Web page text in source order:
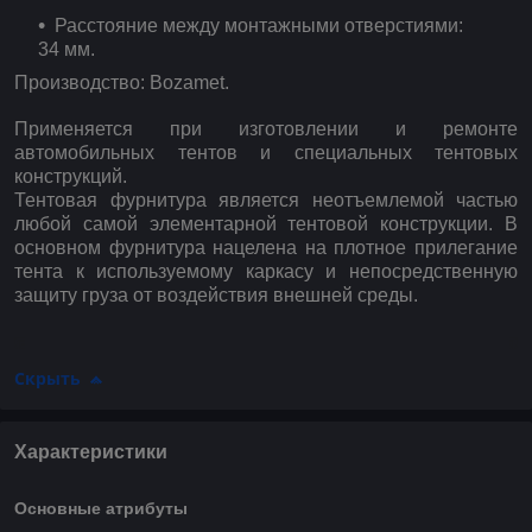
Расстояние между монтажными отверстиями:
34 мм.
Производство: Bozamet.
Применяется при изготовлении и ремонте
автомобильных тентов и специальных тентовых
конструкций.
Тентовая фурнитура является неотъемлемой частью
любой самой элементарной тентовой конструкции. В
основном фурнитура нацелена на плотное прилегание
тента к используемому каркасу и непосредственную
защиту груза от воздействия внешней среды.
Скрыть
Характеристики
Основные атрибуты